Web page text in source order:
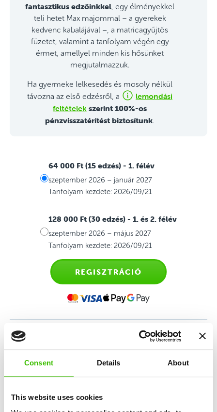
Consent Details About
This website uses cookies
fantasztikus edzőinkkel , egy élményekkel
teli hetet Max majommal – a gyerekek
kedvenc kabalájával –, a matricagyűjtős
füzetet, valamint a tanfolyam végén egy
érmet, amellyel minden kis hősünket
megjutalmazzuk.
Ha gyermeke lelkesedés és mosoly nélkül
távozna az első edzésről, a
lemondási
feltételek szerint 100%-os
pénzvisszatérítést biztosítunk.
64 000 Ft (15 edzés) - 1. félév
szeptember 2026 – január 2027
Tanfolyam kezdete: 2026/09/21
128 000 Ft (30 edzés) - 1. és 2. félév
szeptember 2026 – május 2027
Tanfolyam kezdete: 2026/09/21
REGISZTRÁCIÓ
Sporttanfolyam gyerekeknek
2,5-4 éves kor között
kíséretében, melynek célja a mozgáskészség és
önállóság fejlesztése.